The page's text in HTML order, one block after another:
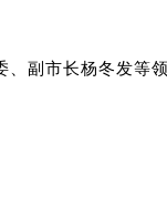
副市长杨冬发等